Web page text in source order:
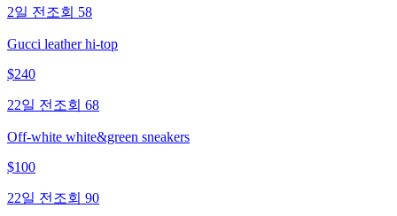
2일 전 조회 58
Gucci leather hi-top
$240
22일 전 조회 68
Off-white white&green sneakers
$100
22일 전 조회 90